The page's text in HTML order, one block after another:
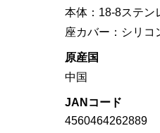
本体：18-8ステン
座カバー：シリコ
原産国
中国
JANコード
4560464262889